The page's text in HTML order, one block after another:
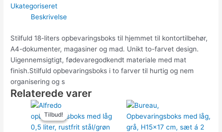
Ukategoriseret
Beskrivelse
Stilfuld 18-liters opbevaringsboks til hjemmet til kontortilbehør,
A4-dokumenter, magasiner og mad. Unikt to-farvet design.
Uigennemsigtigt, fødevaregodkendt materiale med mat
finish.Stilfuld opbevaringsboks i to farver til hurtig og nem
organisering og s
Relaterede varer
Tilbud!
Tilbud!
Den
oprindelige
pris
var:
pris
er: